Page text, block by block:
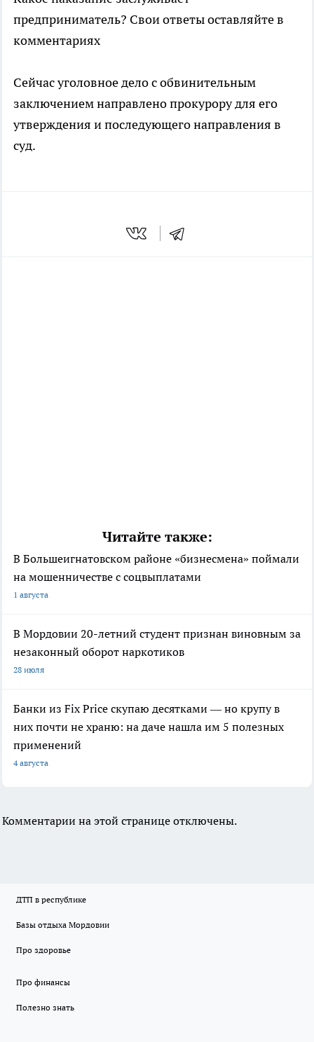
предприниматель? Свои ответы оставляйте в
комментариях
Сейчас уголовное дело с обвинительным
заключением направлено прокурору для его
утверждения и последующего направления в
суд.
Читайте также:
В Большеигнатовском районе «бизнесмена» поймали
на мошенничестве с соцвыплатами
1 августа
В Мордовии 20-летний студент признан виновным за
незаконный оборот наркотиков
28 июля
Банки из Fix Price скупаю десятками — но крупу в
них почти не храню: на даче нашла им 5 полезных
применений
4 августа
Комментарии на этой странице отключены.
ДТП в республике
Базы отдыха Мордовии
Про здоровье
Про финансы
Полезно знать